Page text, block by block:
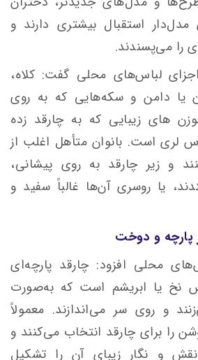
استقبال بیشتری دارند و
را می‌پسندند.
لباس‌های محلی گفت: کلاه،
یا دامن و سکه‌هایی که به روی
های زیبایی که به چارقد زده
لری است. بانوان متأهل اغلب از
و زیر چارقد به روی پیشانی،
یا روسری آن‌ها غالباً سفید و
پارچه و دوخت
محلی افزود: چارقد پارچه‌ای
نخ یا ابریشم است که به‌صورت
و روی سر می‌اندازند. معمولاً
را برای چارقد انتخاب می‌کنند و
و نگار زیبای آن را تشکیل